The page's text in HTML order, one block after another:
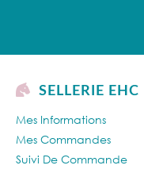
SELLERIE EHC
Mes Informations
Mes Commandes
Suivi De Commande